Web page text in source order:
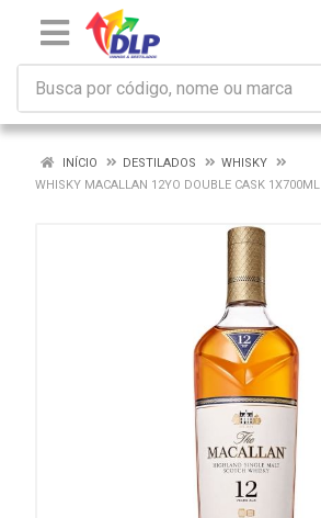
INÍCIO DESTILADOS
WHISKY
WHISKY MACALLAN 12YO DOUBLE CASK 1X700ML